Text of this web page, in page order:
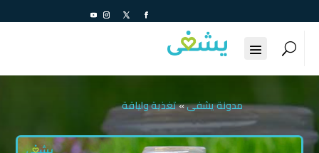
 مدونة يشفى»تغذية ولياقة